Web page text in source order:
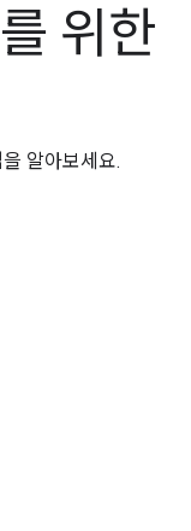
위한
알아보세요.